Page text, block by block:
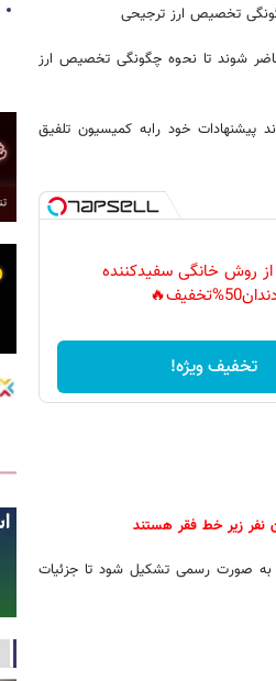
شوند تا نحوه چگونگی تخصیص ارز
خود رابه کمیسیون تلفیق
از روش خانگی سفیدکننده
تخفیف ویژه!
به صورت رسمی تشکیل شود تا جزئیات